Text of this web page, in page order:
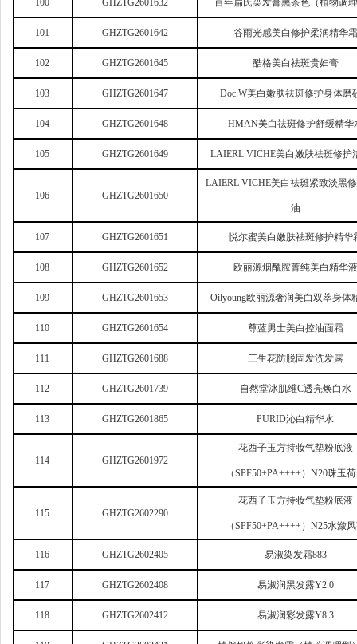
100 GHZTG2601632 百年扁氏染发膏黑茶色（植物调
101 GHZTG2601642 谷雨光感美白修护柔润精华霜
102 GHZTG2601645 酷格美白祛斑贵妇膏
103 GHZTG2601647 Doc.W美白嫩肤祛斑修护身体磨
104 GHZTG2601648 HMAN美白祛斑修护舒缓精华
105 GHZTG2601649 LAIERL VICHE美白嫩肤祛斑修护
106 GHZTG2601650
LAIERL VICHE美白祛斑紧致淡黑
油
107 GHZTG2601651 悦尔蜜美白嫩肤祛斑修护精华
108 GHZTG2601652 欧丽源烟酰胺菁纯美白精华液
109 GHZTG2601653 Oilyoung欧丽源奢润美白双萃身体
110 GHZTG2601654 尊蓝男士美白控油面霜
111 GHZTG2601688 三生花防脱固发洗发露
112 GHZTG2601739 自然堂冰肌维C透亮焕白水
113 GHZTG2601865 PURID沁白精华水
114 GHZTG2601972
花西子玉方持妆气垫粉底液
（SPF50+PA++++）N20珠玉
115 GHZTG2602290
花西子玉方持妆气垫粉底液
（SPF50+PA++++）N25水潋
116 GHZTG2602405 易淑染发霜883
117 GHZTG2602408 易淑润黑发露Y2.0
118 GHZTG2602412 易淑润彩发露Y8.3